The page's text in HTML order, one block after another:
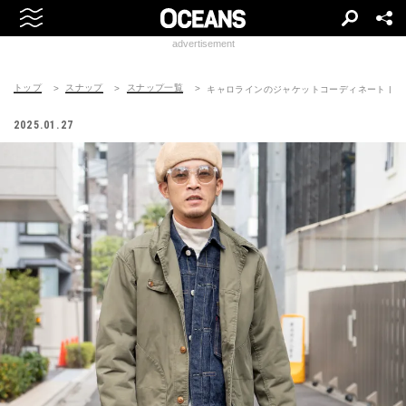
advertisement
トップ スナップ スナップ一覧 キャロラインのジャケットコーディネート |
2025.01.27